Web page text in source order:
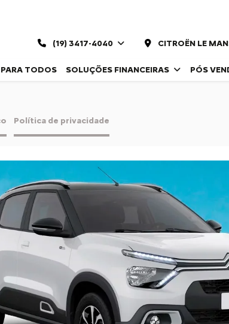
(19) 3417-4040 CITROËN LE
TODOS SOLUÇÕES FINANCEIRAS PÓS
Política de privacidade